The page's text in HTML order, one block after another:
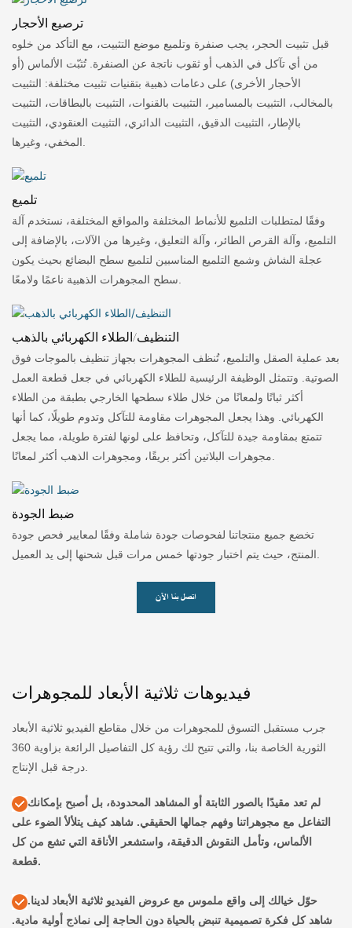
ترصيع الأحجار
قبل تثبيت الحجر، يجب صنفرة وتلميع موضع التثبيت، مع التأكد من خلوه
من أي تآكل في الذهب أو ثقوب ناتجة عن الصنفرة. تُثبّت الألماس (أو
الأحجار الأخرى) على دعامات ذهبية بتقنيات تثبيت مختلفة: التثبيت
بالمخالب، التثبيت بالمسامير، التثبيت بالقنوات، التثبيت بالبطاقات، التثبيت
بالإطار، التثبيت الدقيق، التثبيت الدائري، التثبيت العنقودي، التثبيت
تلميع
وفقًا لمتطلبات التلميع للأنماط المختلفة والمواقع المختلفة، نستخدم آلة
التلميع، وآلة القرص الطائر، وآلة التعليق، وغيرها من الآلات، بالإضافة إلى
عجلة الشاش وشمع التلميع المناسبين لتلميع سطح البضائع بحيث يكون
التنظيف/الطلاء الكهربائي بالذهب
بعد عملية الصقل والتلميع، تُنظف المجوهرات بجهاز تنظيف بالموجات فوق
الصوتية. وتتمثل الوظيفة الرئيسية للطلاء الكهربائي في جعل قطعة العمل
أكثر ثباتًا ولمعانًا من خلال طلاء سطحها الخارجي بطبقة من الطلاء
الكهربائي. وهذا يجعل المجوهرات مقاومة للتآكل وتدوم طويلًا، كما أنها
تتمتع بمقاومة جيدة للتآكل، وتحافظ على لونها لفترة طويلة، مما يجعل
ضبط الجودة
تخضع جميع منتجاتنا لفحوصات جودة شاملة وفقًا لمعايير فحص جودة
اتصل بنا الآن
فيديوهات ثلاثية الأبعاد للمجوهرات
جرب مستقبل التسوق للمجوهرات من خلال مقاطع الفيديو ثلاثية الأبعاد
الثورية الخاصة بنا، والتي تتيح لك رؤية كل التفاصيل الرائعة بزاوية 360
درجة قبل الإنتاج.
لم تعد مقيدًا بالصور الثابتة أو المشاهد المحدودة، بل أصبح بإمكانك
التفاعل مع مجوهراتنا وفهم جمالها الحقيقي. شاهد كيف يتلألأ الضوء على
الألماس، وتأمل النقوش الدقيقة، واستشعر الأناقة التي تشع من كل
قطعة.
حوّل خيالك إلى واقع ملموس مع عروض الفيديو ثلاثية الأبعاد لدينا.
شاهد كل فكرة تصميمية تنبض بالحياة دون الحاجة إلى نماذج أولية مادية.